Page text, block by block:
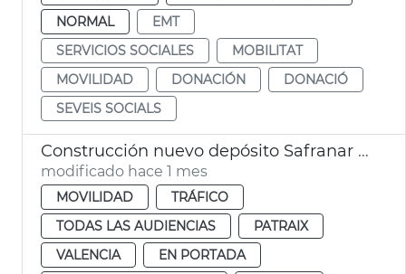
NORMAL
EMT
SERVICIOS SOCIALES
MOBILITAT
MOVILIDAD
DONACIÓN
DONACIÓ
SEVEIS SOCIALS
Construcción nuevo depósito Safranar EMT València
modificado hace 1 mes
MOVILIDAD
TRÁFICO
TODAS LAS AUDIENCIAS
PATRAIX
VALENCIA
EN PORTADA